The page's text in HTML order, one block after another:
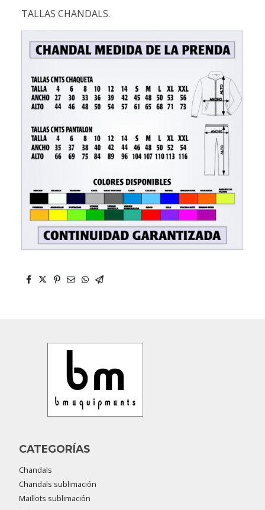
TALLAS CHANDALS.
CATEGORÍAS
Chandals
Chandals sublimación
Maillots sublimación